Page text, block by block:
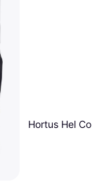
Hortus Hel